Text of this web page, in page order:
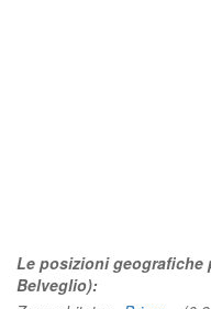
Le posizioni
Belveglio):